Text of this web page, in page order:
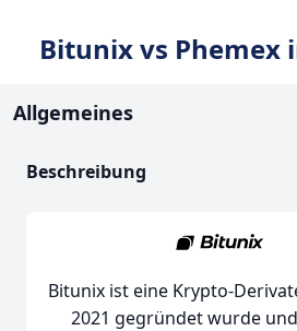
Bitunix vs Phemex
Allgemeines
Beschreibung
Bitunix ist eine Krypto-
2021 gegründet wurde